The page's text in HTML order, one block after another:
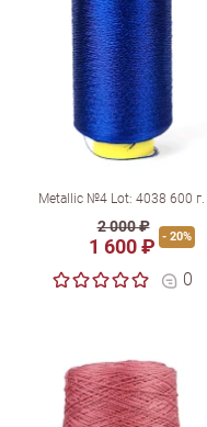
Metallic №4 Lot: 4038 600 г.
2 000 ₽
1 600 ₽ - 20%
0